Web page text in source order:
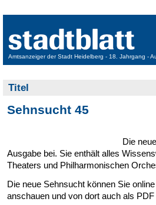
Amtsanzeiger der Stadt Heidelberg - 18. Jahrgang -
Titel
Sehnsucht 45
Die
Ausgabe bei. Sie enthält alles
Theaters und Philharmonischen
Die neue Sehnsucht können Sie
anschauen und von dort auch als PDF